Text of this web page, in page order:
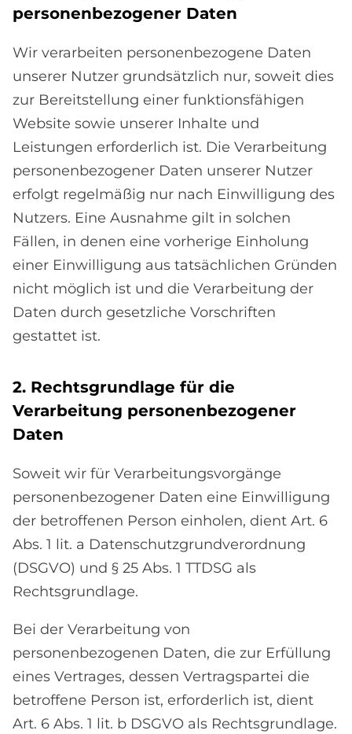
per­so­nen­be­zo­ge­ner Da­ten
Wir verarbeiten personenbezogene Daten
unserer Nutzer grundsätzlich nur, soweit dies
zur Bereitstellung einer funktionsfähigen
Website sowie unserer Inhalte und
Leistungen erforderlich ist. Die Verarbeitung
personenbezogener Daten unserer Nutzer
erfolgt regelmäßig nur nach Einwilligung des
Nutzers. Eine Ausnahme gilt in solchen
Fällen, in denen eine vorherige Einholung
einer Einwilligung aus tatsächlichen Gründen
nicht möglich ist und die Verarbeitung der
Daten durch gesetzliche Vorschriften
gestattet ist.
2. Rechts­grund­la­ge für die
Ver­ar­bei­tung per­so­nen­be­zo­ge­ner
Da­ten
Soweit wir für Verarbeitungsvorgänge
personenbezogener Daten eine Einwilligung
der betroffenen Person einholen, dient Art. 6
Abs. 1 lit. a Datenschutzgrundverordnung
(DSGVO) und § 25 Abs. 1 TTDSG als
Rechtsgrundlage.
Bei der Verarbeitung von
personenbezogenen Daten, die zur Erfüllung
eines Vertrages, dessen Vertragspartei die
betroffene Person ist, erforderlich ist, dient
Art. 6 Abs. 1 lit. b DSGVO als Rechtsgrundlage.